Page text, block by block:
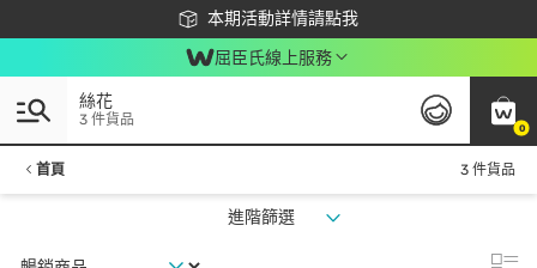
本期活動詳情請點我
下載app最高回饋$350
屈臣氏線上服務
0
絲花
3 件貨品
首頁 3 件貨品
進階篩選